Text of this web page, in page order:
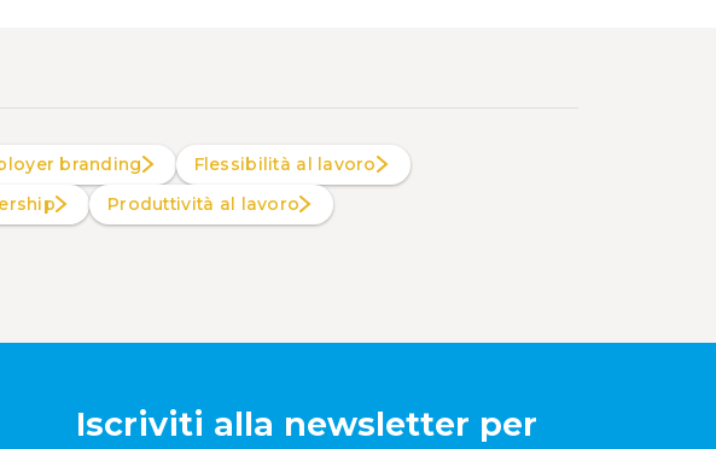
branding
Flessibilità al lavoro
Produttività al lavoro
Iscriviti alla newsletter per